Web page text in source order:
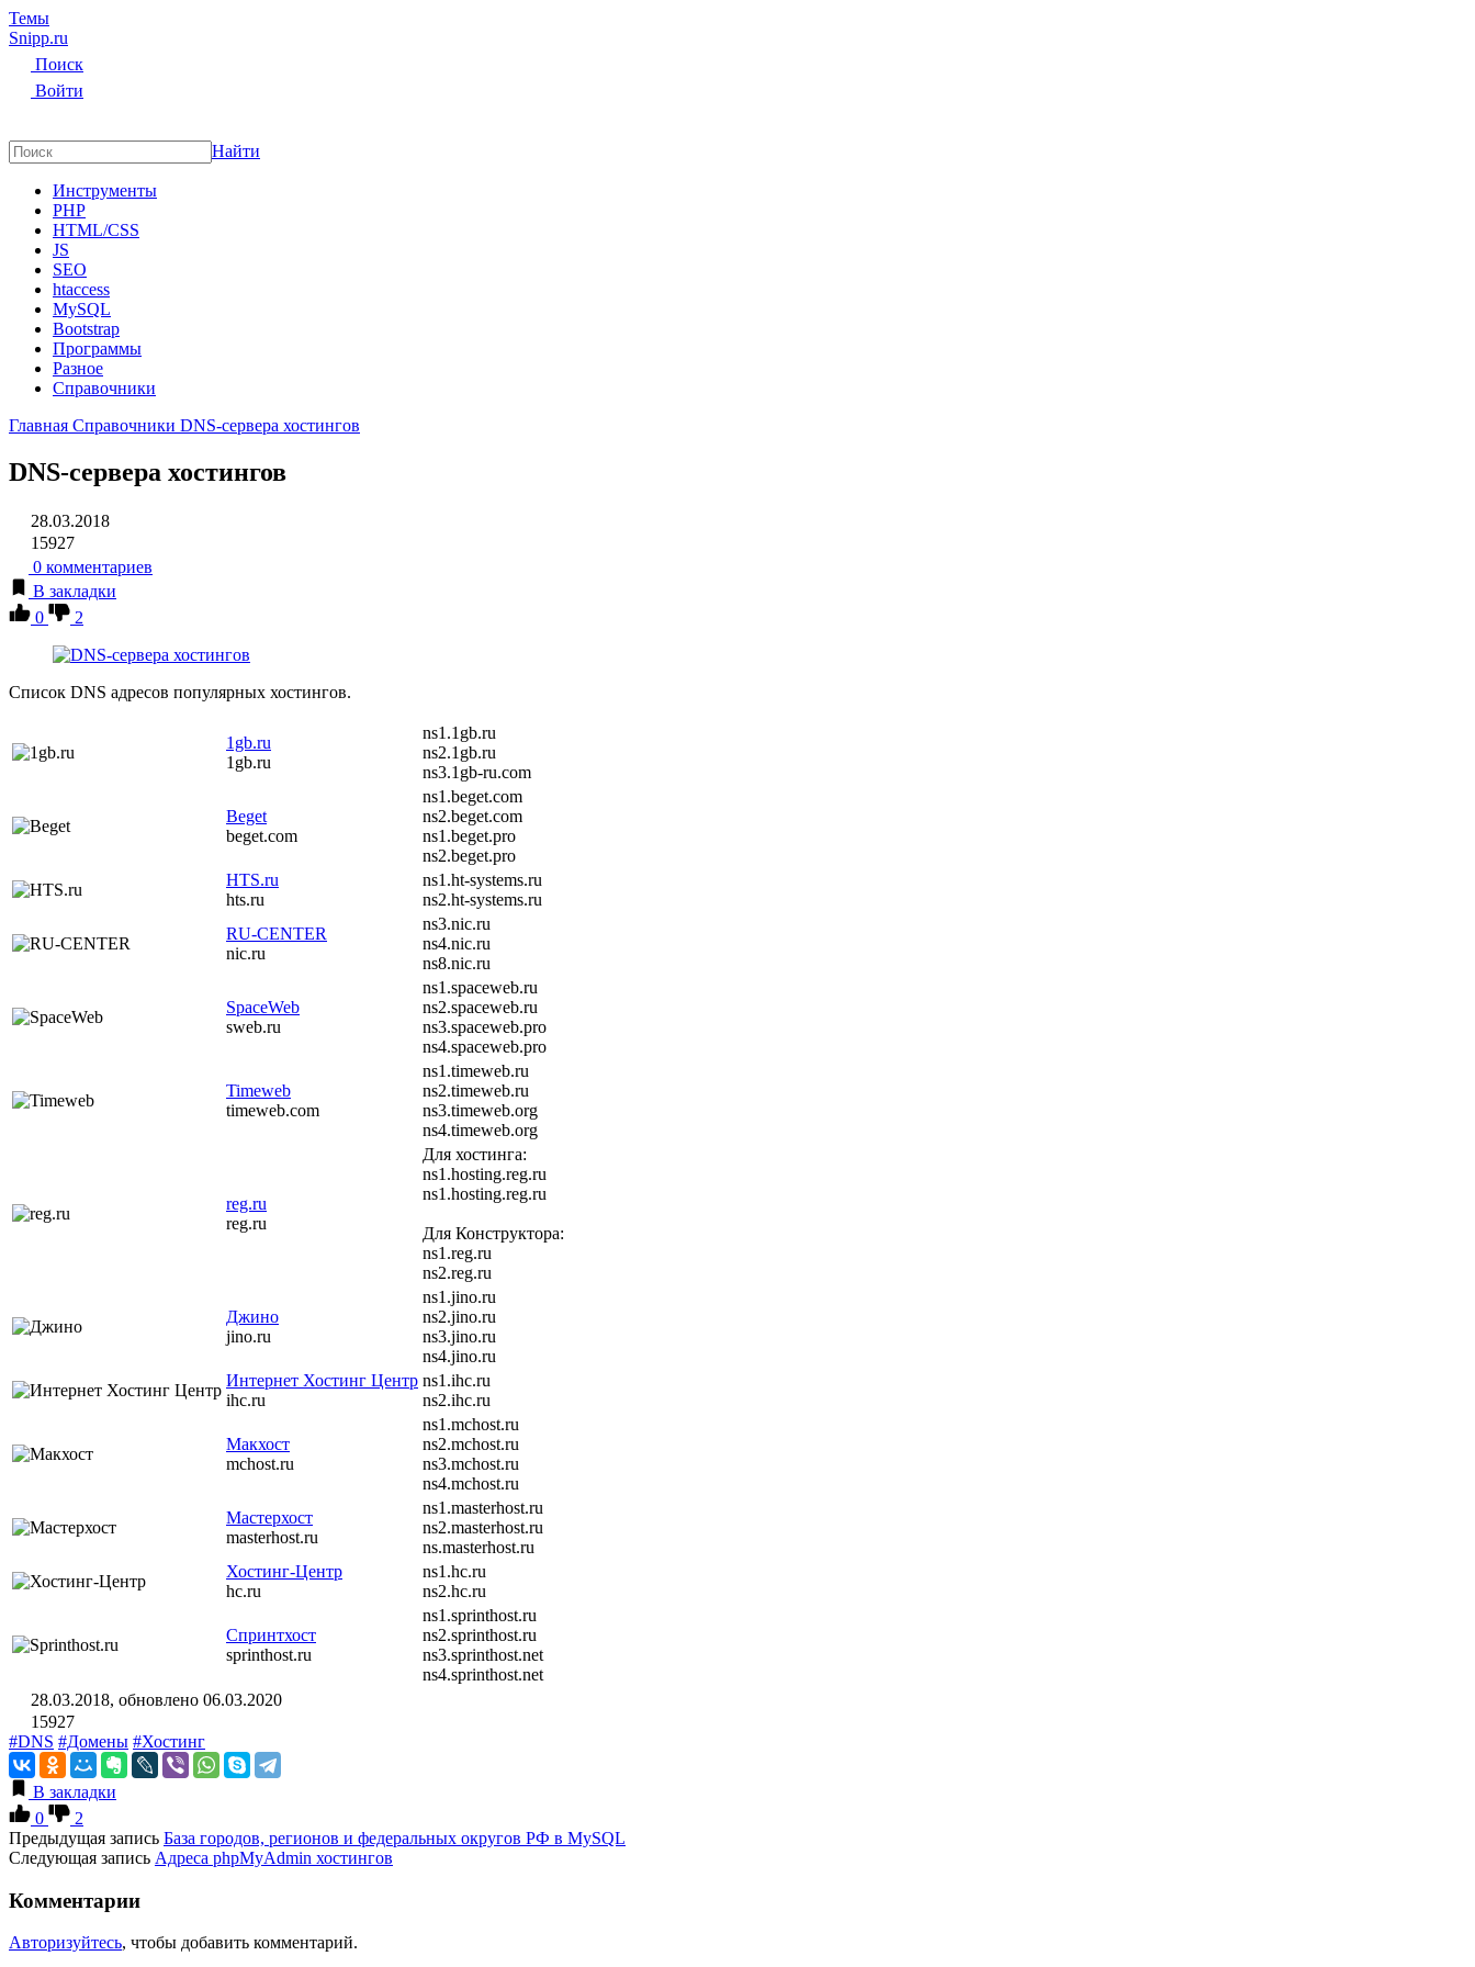
Темы
Snipp.ru
Поиск
Войти
Найти
Инструменты
PHP
HTML/CSS
JS
SEO
htaccess
MySQL
Bootstrap
Программы
Разное
Справочники
Главная Справочники DNS-сервера хостингов
DNS-сервера хостингов
28.03.2018
15927
0 комментариев
В закладки
0
2
Список DNS адресов популярных хостингов.
1gb.ru
1gb.ru
ns1.1gb.ru
ns2.1gb.ru
ns3.1gb-ru.com
Beget
beget.com
ns1.beget.com
ns2.beget.com
ns1.beget.pro
ns2.beget.pro
HTS.ru
hts.ru
ns1.ht-systems.ru
ns2.ht-systems.ru
RU-CENTER
nic.ru
ns3.nic.ru
ns4.nic.ru
ns8.nic.ru
SpaceWeb
sweb.ru
ns1.spaceweb.ru
ns2.spaceweb.ru
ns3.spaceweb.pro
ns4.spaceweb.pro
Timeweb
timeweb.com
ns1.timeweb.ru
ns2.timeweb.ru
ns3.timeweb.org
ns4.timeweb.org
reg.ru
reg.ru
Для хостинга:
ns1.hosting.reg.ru
ns1.hosting.reg.ru
Для Конструктора:
ns1.reg.ru
ns2.reg.ru
Джино
jino.ru
ns1.jino.ru
ns2.jino.ru
ns3.jino.ru
ns4.jino.ru
Интернет Хостинг Центр
ihc.ru
ns1.ihc.ru
ns2.ihc.ru
Макхост
mchost.ru
ns1.mchost.ru
ns2.mchost.ru
ns3.mchost.ru
ns4.mchost.ru
Мастерхост
masterhost.ru
ns1.masterhost.ru
ns2.masterhost.ru
ns.masterhost.ru
Хостинг-Центр
hc.ru
ns1.hc.ru
ns2.hc.ru
Спринтхост
sprinthost.ru
ns1.sprinthost.ru
ns2.sprinthost.ru
ns3.sprinthost.net
ns4.sprinthost.net
28.03.2018, обновлено 06.03.2020
15927
#DNS #Домены #Хостинг
В закладки
0
2
Предыдущая запись База городов, регионов и федеральных округов РФ в MySQL
Следующая запись Адреса phpMyAdmin хостингов
Комментарии
Авторизуйтесь, чтобы добавить комментарий.